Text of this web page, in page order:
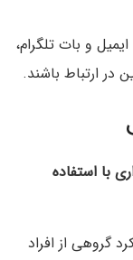
ایمیل و بات تلگرام،
در ارتباط باشند.
با استفاده
گروهی از افراد